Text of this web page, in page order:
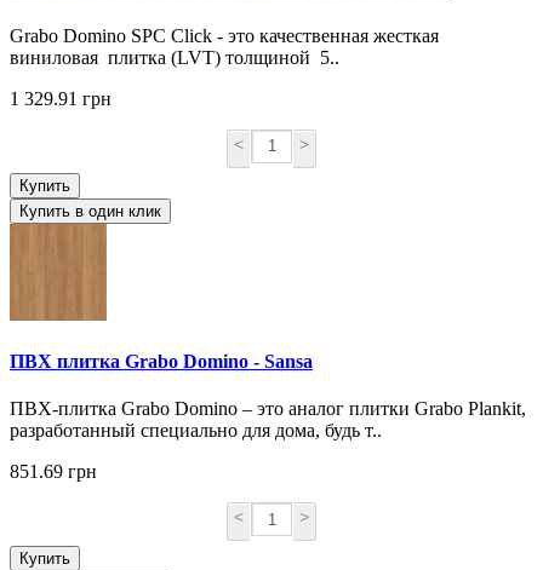
Grabo Domino SPC Click - это качественная жесткая
виниловая плитка (LVT) толщиной 5..
1 329.91 грн
< >
Купить
Купить в один клик
ПВХ плитка Grabo Domino - Sansa
ПВХ-плитка Grabo Domino – это аналог плитки Grabo Plankit,
разработанный специально для дома, будь т..
851.69 грн
< >
Купить